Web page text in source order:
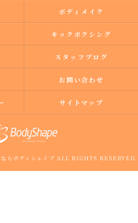
ボディメイク
キックボクシング
スタッフブログ
お問い合わせ
サイトマップ
らボディシェイプ ALL RIGHTS RESERVED.